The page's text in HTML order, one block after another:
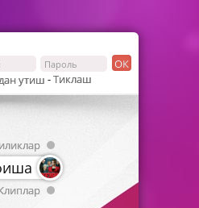
ОК
утиш -Тиклаш